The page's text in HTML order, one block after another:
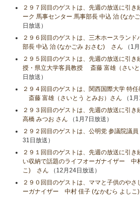
２９７回目のゲストは、先週の放送に引
ーク 馬事センター 馬事部長 中込 治 (なか
日放送）
２９６回目のゲストは、三木ホースランド
部長 中込 治 (なかごみ おさむ) さん （1
２９５回目のゲストは、先週の放送に引
授・県立大学客員教授 斎藤 富雄（さいと
日放送）
２９４回目のゲストは、関西国際大学 特
斎藤 富雄（さいとう とみお）さん （1
２９３回目のゲストは、先週の放送に引
高橋 みつお さん （1月7日放送）
２９２回目のゲストは、公明党 参議院議
31日放送）
２９１回目のゲストは、先週の放送に引き
い収納で話題のライフオーガナイザー 中
こ) さん （12月24日放送）
２９０回目のゲストは、ママと子供のやさ
ーガナイザー 中村 佳子 (なかむら よし